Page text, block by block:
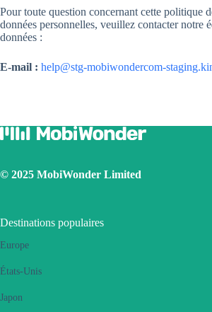
Pour toute question concernant cette politique
données personnelles, veuillez contacter notre
données :
E-mail : help@stg-mobiwondercom-
© 2025 MobiWonder Limited
Destinations populaires
Europe
États-Unis
Japon